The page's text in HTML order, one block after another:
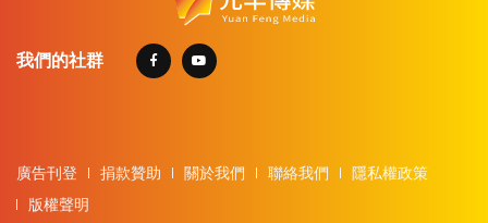
我們的社群
廣告刊登 捐款贊助 關於我們 聯絡我們
隱私權政策
版權聲明